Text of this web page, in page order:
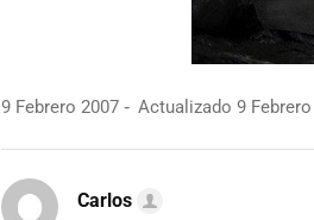
9 Febrero 2007 Actualizado 9
Carlos